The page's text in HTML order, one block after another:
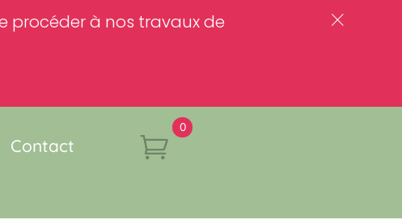
procéder à nos travaux de
c
Contact
0